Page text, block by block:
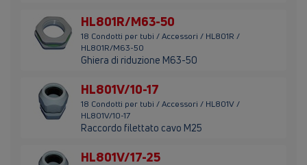
HL801R/M63-50
18 Condotti per tubi / Accessori / HL801R /
HL801R/M63-50
Ghiera di riduzione M63-50
HL801V/10-17
18 Condotti per tubi / Accessori / HL801V /
HL801V/10-17
Raccordo filettato cavo M25
HL801V/17-25